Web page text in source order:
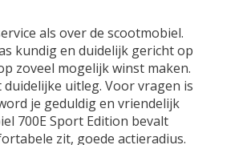
als over de scootmobiel.
kundig en duidelijk gericht op
zoveel mogelijk winst maken.
uitleg. Voor vragen is
je geduldig en vriendelijk
700E Sport Edition bevalt
zit, goede actieradius.